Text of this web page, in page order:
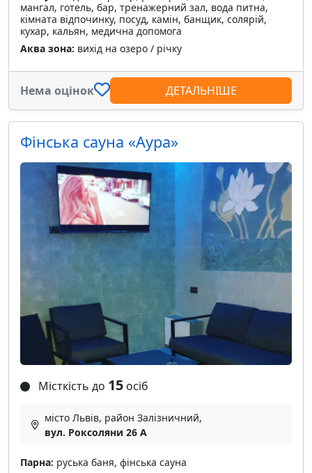
мангал, готель, бар, тренажерний зал, вода питна,
кімната відпочинку, посуд, камін, банщик, солярій,
кухар, кальян, медична допомога
Аква зона: вихід на озеро / річку
Нема оцінок ДЕТАЛЬНІШЕ
Фінська сауна «Аура»
Місткість до 15 осіб
місто Львів, район Залізничний,
вул. Роксоляни 26 А
Парна: руська баня, фінська сауна